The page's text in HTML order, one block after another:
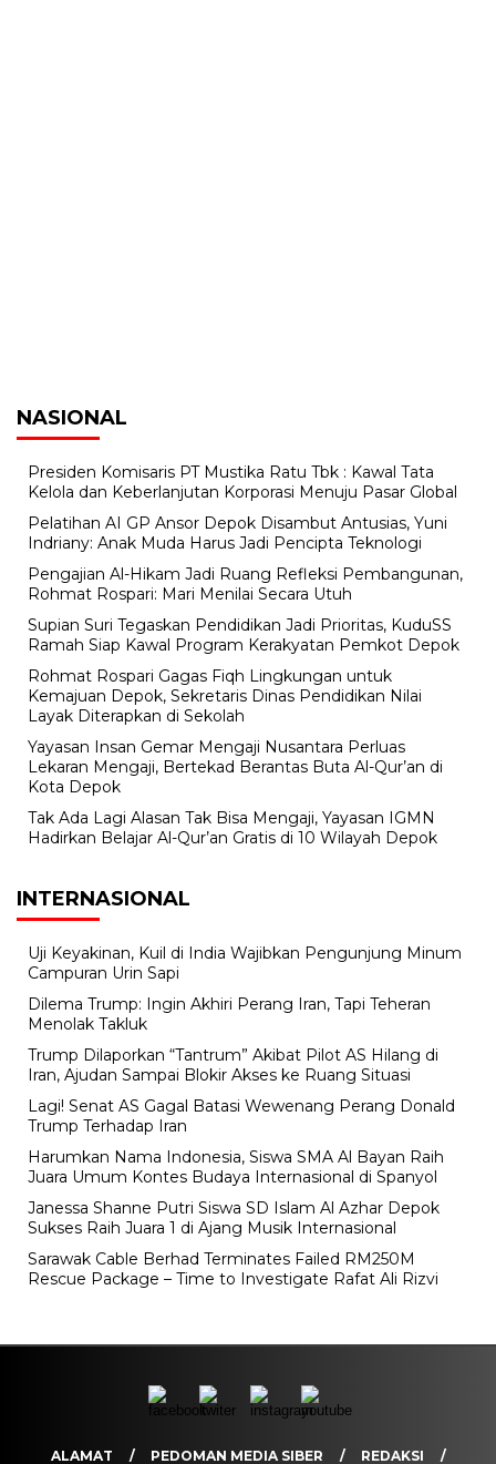
NASIONAL
Presiden Komisaris PT Mustika Ratu Tbk : Kawal Tata
Kelola dan Keberlanjutan Korporasi Menuju Pasar Global
Pelatihan AI GP Ansor Depok Disambut Antusias, Yuni
Indriany: Anak Muda Harus Jadi Pencipta Teknologi
Pengajian Al-Hikam Jadi Ruang Refleksi Pembangunan,
Rohmat Rospari: Mari Menilai Secara Utuh
Supian Suri Tegaskan Pendidikan Jadi Prioritas, KuduSS
Ramah Siap Kawal Program Kerakyatan Pemkot Depok
Rohmat Rospari Gagas Fiqh Lingkungan untuk
Kemajuan Depok, Sekretaris Dinas Pendidikan Nilai
Layak Diterapkan di Sekolah
Yayasan Insan Gemar Mengaji Nusantara Perluas
Lekaran Mengaji, Bertekad Berantas Buta Al-Qur’an di
Kota Depok
Tak Ada Lagi Alasan Tak Bisa Mengaji, Yayasan IGMN
Hadirkan Belajar Al-Qur’an Gratis di 10 Wilayah Depok
INTERNASIONAL
Uji Keyakinan, Kuil di India Wajibkan Pengunjung Minum
Campuran Urin Sapi
Dilema Trump: Ingin Akhiri Perang Iran, Tapi Teheran
Menolak Takluk
Trump Dilaporkan “Tantrum” Akibat Pilot AS Hilang di
Iran, Ajudan Sampai Blokir Akses ke Ruang Situasi
Lagi! Senat AS Gagal Batasi Wewenang Perang Donald
Trump Terhadap Iran
Harumkan Nama Indonesia, Siswa SMA Al Bayan Raih
Juara Umum Kontes Budaya Internasional di Spanyol
Janessa Shanne Putri Siswa SD Islam Al Azhar Depok
Sukses Raih Juara 1 di Ajang Musik Internasional
Sarawak Cable Berhad Terminates Failed RM250M
Rescue Package – Time to Investigate Rafat Ali Rizvi
ALAMAT PEDOMAN MEDIA SIBER REDAKSI